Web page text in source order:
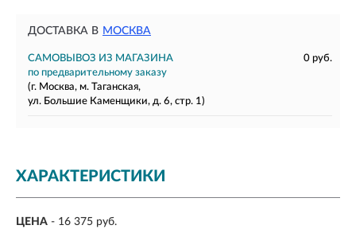
ДОСТАВКА В МОСКВА
САМОВЫВОЗ ИЗ МАГАЗИНА
0 руб.
по предварительному заказу
(г. Москва, м. Таганская,
ул. Большие Каменщики, д. 6, стр. 1)
ХАРАКТЕРИСТИКИ
ЦЕНА - 16 375 руб.